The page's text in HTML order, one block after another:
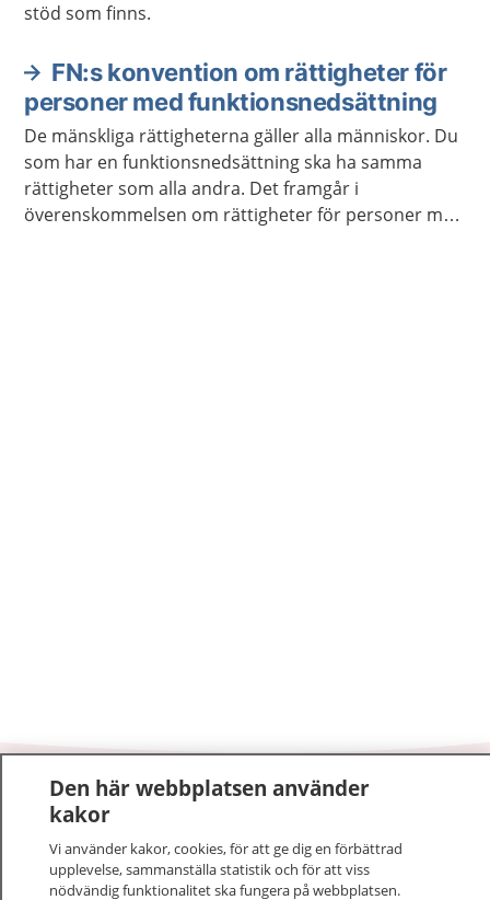
stöd som finns.
FN:s konvention om rättigheter för
personer med funktionsnedsättning
De mänskliga rättigheterna gäller alla människor. Du
som har en funktionsnedsättning ska ha samma
rättigheter som alla andra. Det framgår i
överenskommelsen om rättigheter för personer med
1177–tryggt om din hälsa och vård
På 1177.se får du råd om hälsa och information om
sjukdomar och vilka mottagningar du kan kontakta.
Den här webbplatsen använder
kakor
Vi använder kakor, cookies, för att ge dig en förbättrad
upplevelse, sammanställa statistik och för att viss
nödvändig funktionalitet ska fungera på webbplatsen.